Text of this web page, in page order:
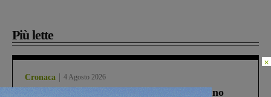
Più lette
Cronaca 4 Agosto 2026
Un anno fa la strage in A1 in cui morirono
×